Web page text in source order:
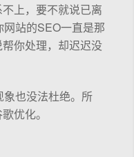
上，要不就说已离
站的SEO一直是那
你处理，却迟迟没
也没法杜绝。所
优化。